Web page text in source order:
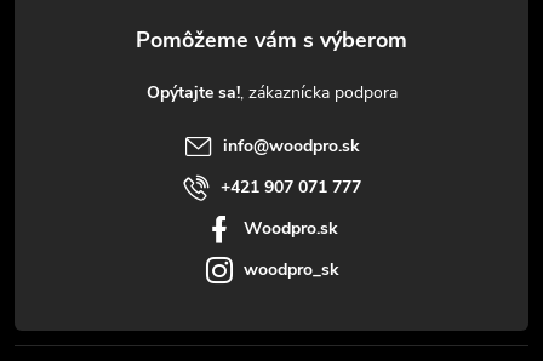
Opýtajte sa!
info@woodpro.sk
+421 907 071 777
Woodpro.sk
woodpro_sk